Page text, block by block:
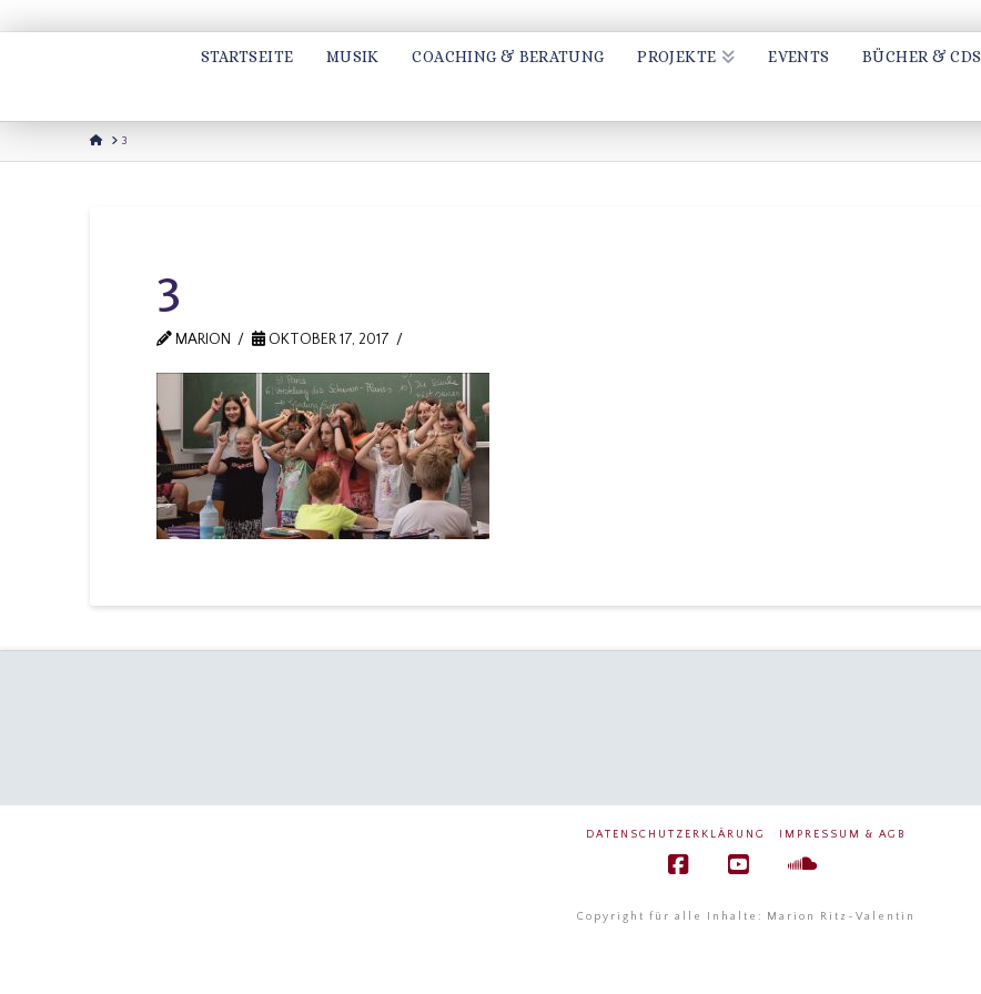
STARTSEITE MUSIK COACHING & BERATUNG PROJEKTE EVENTS BÜCHER & CDS
HOME
3
3
MARION OKTOBER 17, 2017
DATENSCHUTZERKLÄRUNG IMPRESSUM & AGB
Copyright für alle Inhalte: Marion Ritz-Valentin